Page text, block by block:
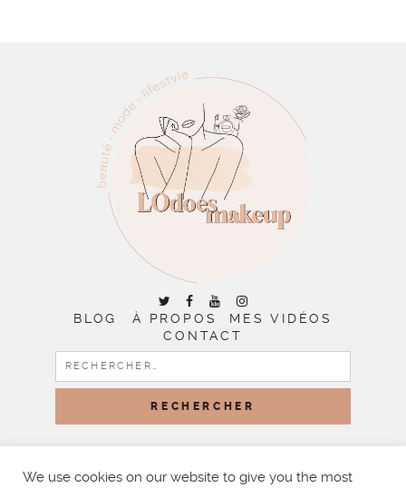
BLOG À PROPOS
MES VIDÉOS
CONTACT
RECHERCHER :
BY LITTLE THEME SHOP
We use cookies on our website to give you the most